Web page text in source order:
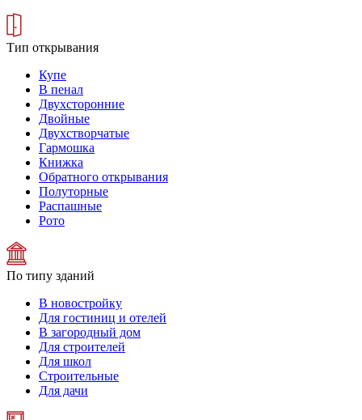
Тип открывания
Купе
В пенал
Двухсторонние
Двойные
Двухстворчатые
Гармошка
Книжка
Обратного открывания
Полуторные
Распашные
Рото
По типу зданий
В новостройку
Для гостиниц и отелей
В загородный дом
Для строителей
Для школ
Строительные
Для дачи